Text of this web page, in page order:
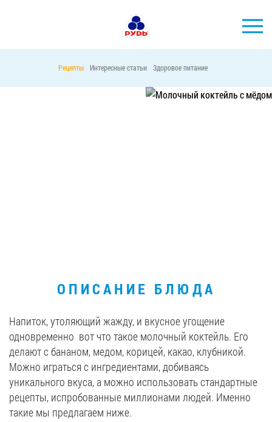
Вакансии
ЗАКАЗАТЬ ПРОДУКЦИЮ «РУДЬ»:
СТАТЬ ПАРТНЕРОМ
0412 48 28 17
Рецепты Интересные статьи Здоровое питание
ОПИСАНИЕ БЛЮДА
Напиток, утоляющий жажду, и вкусное угощение
одновременно вот что такое молочный коктейль. Его
делают с бананом, медом, корицей, какао, клубникой.
Можно играться с ингредиентами, добиваясь
уникального вкуса, а можно использовать стандартные
рецепты, испробованные миллионами людей. Именно
такие мы предлагаем ниже.